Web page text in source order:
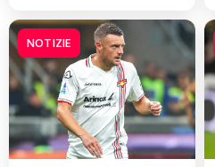
NOTIZIE